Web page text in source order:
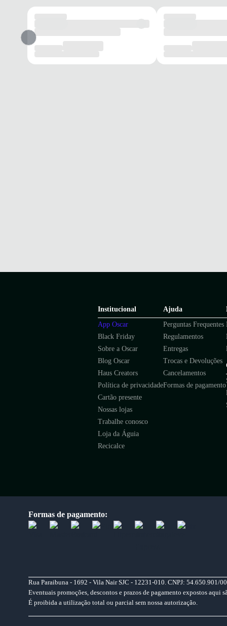
Institucional
App Oscar
Black Friday
Sobre a Oscar
Blog Oscar
Haus Creators
Política de privacidade
Cartão presente
Nossas lojas
Trabalhe conosco
Loja da Águia
Recicalce
Ajuda
Perguntas Frequentes
Regulamentos
Entregas
Trocas e Devoluções
Cancelamentos
Formas de pagamento
Formas de pagamento:
Rua Paraibuna - 1692 - Vila Nair SJC - 12231-010. CNPJ: 54.650.901/
Eventuais promoções, descontos e prazos de pagamento expostos
É proibida a utilização total ou parcial sem nossa autorização.